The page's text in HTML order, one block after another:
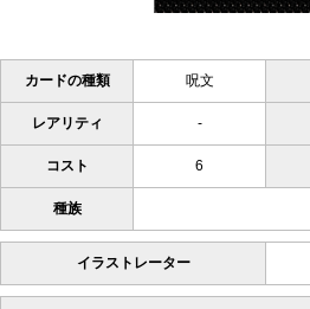
カードの種類 呪文
レアリティ -
コスト 6
種族
イラストレーター